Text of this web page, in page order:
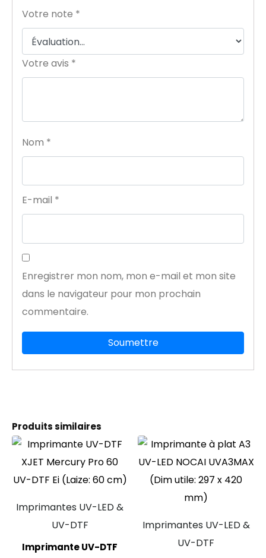
Votre note *
Votre avis *
Nom *
E-mail *
Enregistrer mon nom, mon e-mail et mon site
dans le navigateur pour mon prochain
commentaire.
Produits similaires
Imprimantes UV-LED &
UV-DTF
Imprimante UV-DTF
Imprimantes UV-LED &
UV-DTF